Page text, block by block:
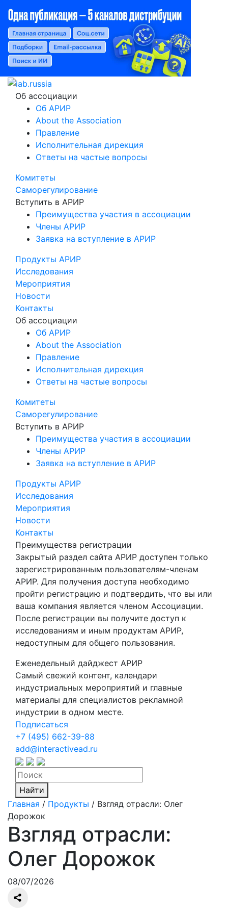
Об ассоциации
Об АРИР
About the Association
Правление
Исполнительная дирекция
Ответы на частые вопросы
Комитеты
Саморегулирование
Вступить в АРИР
Преимущества участия в ассоциации
Члены АРИР
Заявка на вступление в АРИР
Продукты АРИР
Исследования
Мероприятия
Новости
Контакты
Об ассоциации
Об АРИР
About the Association
Правление
Исполнительная дирекция
Ответы на частые вопросы
Комитеты
Саморегулирование
Вступить в АРИР
Преимущества участия в ассоциации
Члены АРИР
Заявка на вступление в АРИР
Продукты АРИР
Исследования
Мероприятия
Новости
Контакты
Преимущества регистрации
Закрытый раздел сайта АРИР доступен только
зарегистрированным пользователям-членам
АРИР. Для получения доступа необходимо
пройти регистрацию и подтвердить, что вы или
ваша компания является членом Ассоциации.
После регистрации вы получите доступ к
исследованиям и иным продуктам АРИР,
недоступным для общего пользования.
Еженедельный дайджест АРИР
Самый свежий контент, календари
индустриальных мероприятий и главные
материалы для специалистов рекламной
индустрии в одном месте.
Подписаться
+7 (495) 662-39-88
add@interactivead.ru
Найти
Главная / Продукты / Взгляд отрасли: Олег
Дорожок
Взгляд отрасли:
Олег Дорожок
08/07/2026